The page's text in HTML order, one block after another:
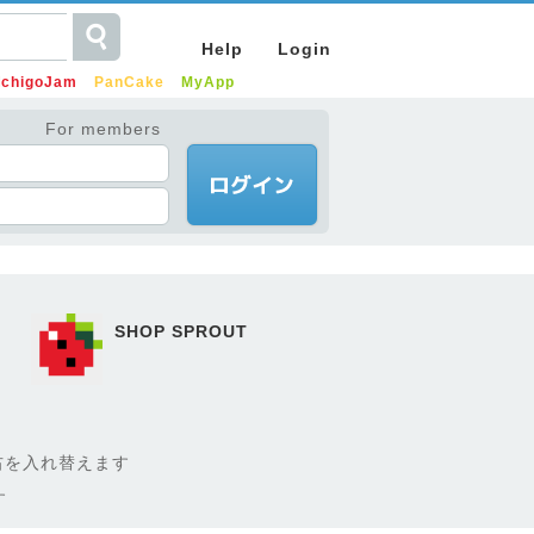
Help Login
IchigoJam PanCake MyApp
For members
SHOP SPROUT
入れ替えます